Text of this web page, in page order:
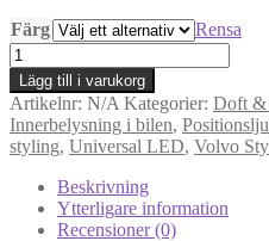
Färg
Rensa
Lysdioder
-
LED-
knappar
flera
färger
mängd
Lägg till i varukorg
Artikelnr: N/A Kategorier: Doft &
Innerbelysning i bilen,
styling, Universal LED, Volvo
Beskrivning
Ytterligare information
Recensioner (0)